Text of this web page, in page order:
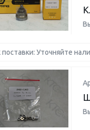
поставки: Уточняйте